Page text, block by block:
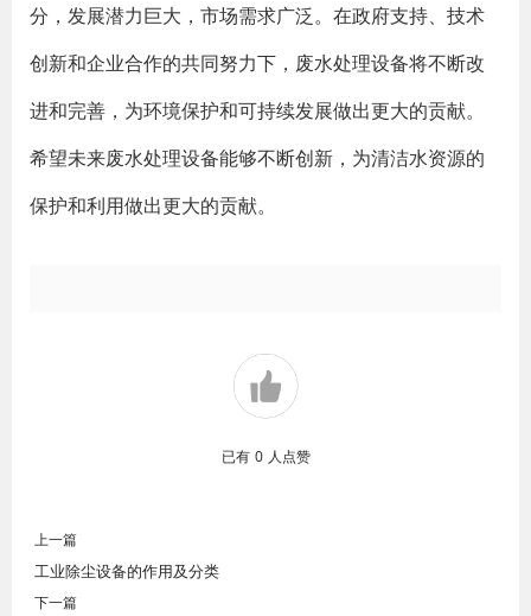
分，发展潜力巨大，市场需求广泛。在政府支持、技术
创新和企业合作的共同努力下，废水处理设备将不断改
进和完善，为环境保护和可持续发展做出更大的贡献。
希望未来废水处理设备能够不断创新，为清洁水资源的
保护和利用做出更大的贡献。
已有 0 人点赞
上一篇
工业除尘设备的作用及分类
下一篇